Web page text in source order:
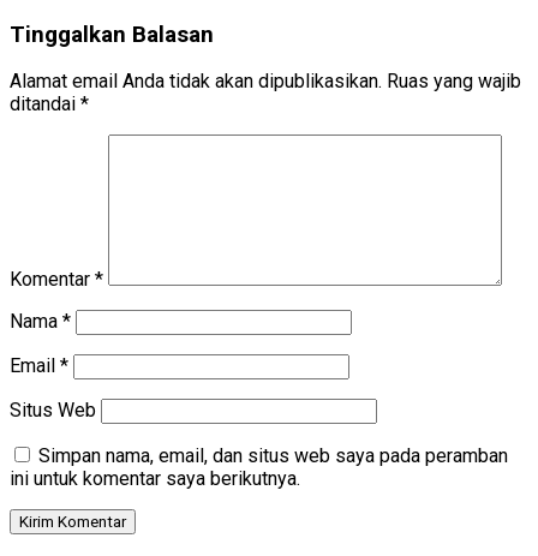
Tinggalkan Balasan
Alamat email Anda tidak akan dipublikasikan. Ruas yang wajib
ditandai *
Komentar *
Nama *
Email *
Situs Web
Simpan nama, email, dan situs web saya pada peramban
ini untuk komentar saya berikutnya.